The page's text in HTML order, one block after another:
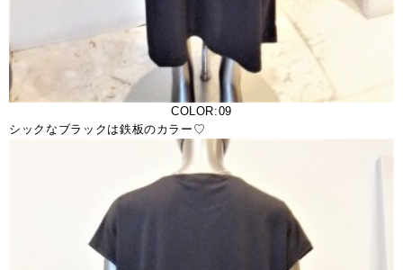
COLOR:09
シックなブラックは鉄板のカラー♡